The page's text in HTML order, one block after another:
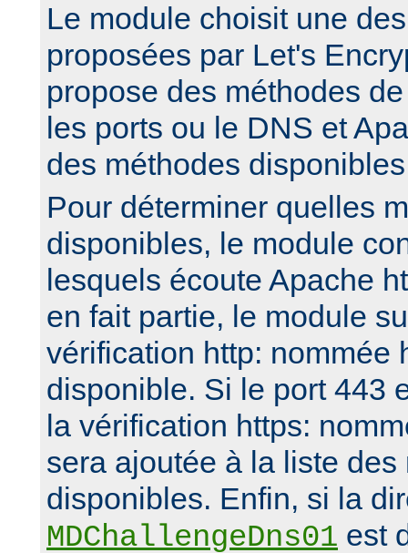
Le module choisit une
proposées par Let's
propose des méthodes
les ports ou le DNS et
des méthodes
Pour déterminer quelles
disponibles, le module
lesquels écoute Apache
en fait partie, le module
vérification http: nommée
disponible. Si le port 443
la vérification https:
sera ajoutée à la liste des
disponibles. Enfin, si la
MDChallengeDns01 est